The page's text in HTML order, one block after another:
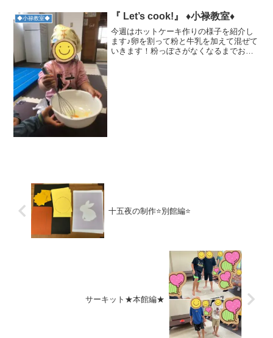
つも何気なく遊んで...
◆小禄教室◆ 『 Let’s cook!』 ♦︎小禄教室♦︎
今週はホットケーキ作りの様子を紹介し
ます♪卵を割って粉と牛乳を加えて混ぜて
いきます！粉っぽさがなくなるまでお友
十五夜の制作⭐別館編⭐
サーキット★本館編★